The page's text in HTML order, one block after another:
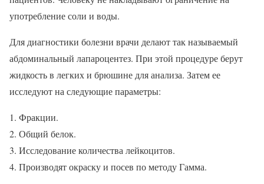
употребление соли и воды.
Для диагностики болезни врачи делают так называемый
абдоминальный лапароцентез. При этой процедуре берут
жидкость в легких и брюшине для анализа. Затем ее
исследуют на следующие параметры:
Фракции.
Общий белок.
Исследование количества лейкоцитов.
Производят окраску и посев по методу Гамма.